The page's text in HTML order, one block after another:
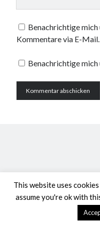
Benachrichtige
Kommentare via E-Mail.
Benachrichtige
Author
This website uses
assume you're ok with